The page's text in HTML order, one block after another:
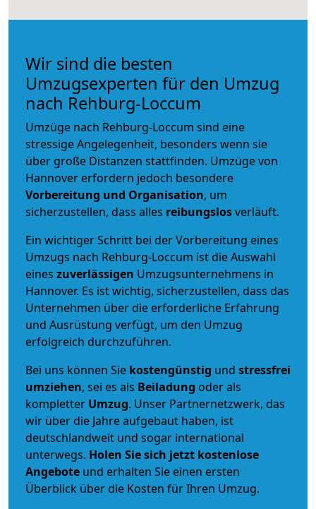
Wir sind die besten
Umzugsexperten für den Umzug
nach Rehburg-Loccum
Umzüge nach Rehburg-Loccum sind eine
stressige Angelegenheit, besonders wenn sie
über große Distanzen stattfinden. Umzüge von
Hannover erfordern jedoch besondere
Vorbereitung und Organisation, um
sicherzustellen, dass alles reibungslosverläuft.
Ein wichtiger Schritt bei der Vorbereitung eines
Umzugs nach Rehburg-Loccum ist die Auswahl
eines zuverlässigen Umzugsunternehmens in
Hannover. Es ist wichtig, sicherzustellen, dass das
Unternehmen über die erforderliche Erfahrung
und Ausrüstung verfügt, um den Umzug
erfolgreich durchzuführen.
Bei uns können Sie kostengünstig und stressfrei
umziehen, sei es als Beiladung oder als
kompletter Umzug. Unser Partnernetzwerk, das
wir über die Jahre aufgebaut haben, ist
deutschlandweit und sogar international
unterwegs. Holen Sie sich jetzt kostenlose
Angebote und erhalten Sie einen ersten
Überblick über die Kosten für Ihren Umzug.